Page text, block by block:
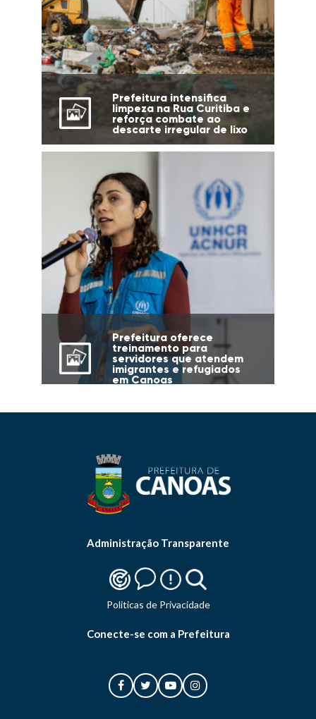
Prefeitura intensifica
limpeza na Rua Curitiba e
reforça combate ao
descarte irregular de lixo
Prefeitura oferece
treinamento para
servidores que atendem
imigrantes e refugiados
em Canoas
Administração Transparente
Politicas de Privacidade
Conecte-se com a Prefeitura